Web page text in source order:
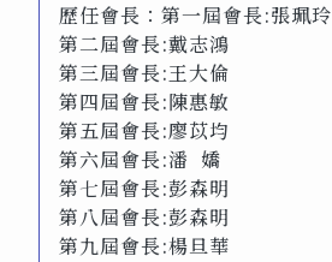
歷任會長： 第一屆會長:張珮玲
第二屆會長:戴志鴻
第三屆會長:王大倫
第四屆會長:陳惠敏
第五屆會長:廖苡均
第六屆會長:潘 嬌
第七屆會長:彭森明
第八屆會長:彭森明
第九屆會長:楊旦華